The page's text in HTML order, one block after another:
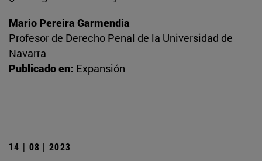
Mario Pereira Garmendia
Profesor de Derecho Penal de la Universidad de
Navarra
Publicado en: Expansión
14 | 08 | 2023